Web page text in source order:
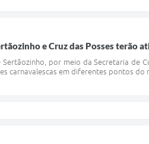
e Cruz das Posses terão
Sertãozinho, por meio da Secretaria de
carnavalescas em diferentes pontos do